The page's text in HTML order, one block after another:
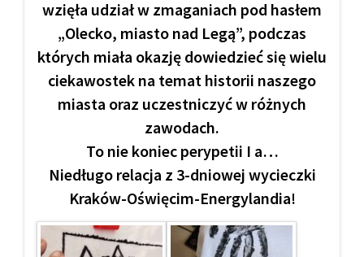
wzięła udział w zmaganiach pod hasłem
„Olecko, miasto nad Legą”, podczas
których miała okazję dowiedzieć się wielu
ciekawostek na temat historii naszego
miasta oraz uczestniczyć w różnych
zawodach.
To nie koniec perypetii I a…
Niedługo relacja z 3-dniowej wycieczki
Kraków-Oświęcim-Energylandia!